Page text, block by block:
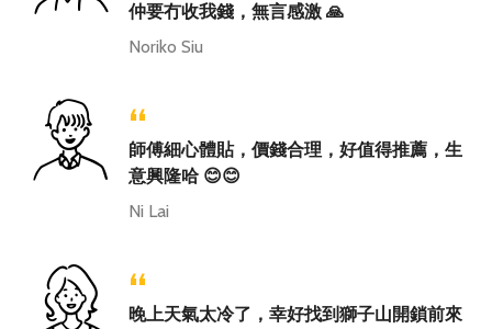
仲要冇收我錢，無言感激 🙏
Noriko Siu
“
師傅細心體貼，價錢合理，好值得推薦，生
意興隆哈 😊😊
Ni Lai
“
晚上天氣太冷了，幸好找到獅子山開鎖前來